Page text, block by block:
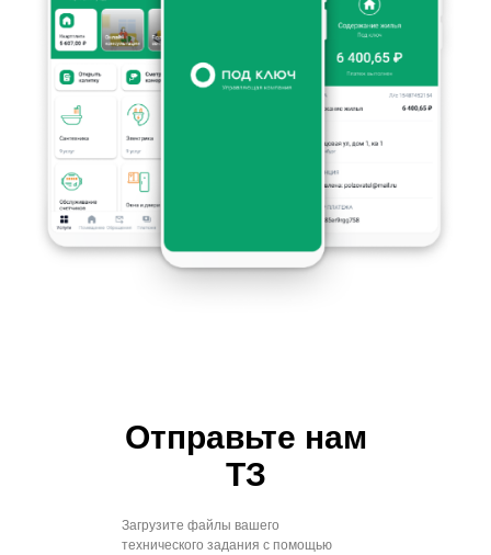
Отправьте нам
ТЗ
Загрузите файлы вашего
технического задания с помощью